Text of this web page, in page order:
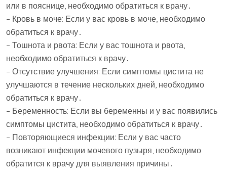
или в пояснице, необходимо обратиться к врачу․
– Кровь в моче: Если у вас кровь в моче, необходимо
обратиться к врачу․
– Тошнота и рвота: Если у вас тошнота и рвота,
необходимо обратиться к врачу․
– Отсутствие улучшения: Если симптомы цистита не
улучшаются в течение нескольких дней, необходимо
обратиться к врачу․
– Беременность: Если вы беременны и у вас появились
симптомы цистита, необходимо обратиться к врачу․
– Повторяющиеся инфекции: Если у вас часто
возникают инфекции мочевого пузыря, необходимо
обратится к врачу для выявления причины․